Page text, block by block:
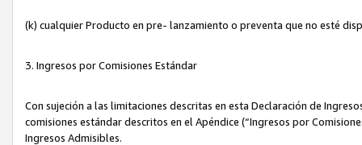
(k) cualquier Producto en pre- lanzamiento o preventa que no esté
3. Ingresos por Comisiones Estándar
Con sujeción a las limitaciones descritas en esta Declaración de
comisiones estándar descritos en el Apéndice (“Ingresos por
Ingresos Admisibles.